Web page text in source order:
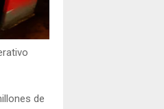
de